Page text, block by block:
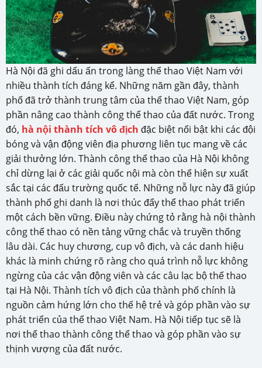
Hà Nội đã ghi dấu ấn trong làng thể thao Việt Nam với
nhiều thành tích đáng kể. Những năm gần đây, thành
phố đã trở thành trung tâm của thể thao Việt Nam, góp
phần nâng cao thành công thể thao của đất nước. Trong
đó, hà nội thành tích vô địch đặc biệt nổi bật khi các đội
bóng và vận động viên địa phương liên tục mang về các
giải thưởng lớn. Thành công thể thao của Hà Nội không
chỉ dừng lại ở các giải quốc nội mà còn thể hiện sự xuất
sắc tại các đấu trường quốc tế. Những nỗ lực này đã giúp
thành phố ghi danh là nơi thúc đẩy thể thao phát triển
một cách bền vững. Điều này chứng tỏ rằng hà nội thành
công thể thao có nền tảng vững chắc và truyền thống
lâu dài. Các huy chương, cup vô địch, và các danh hiệu
khác là minh chứng rõ ràng cho quá trình nỗ lực không
ngừng của các vận động viên và các câu lạc bộ thể thao
tại Hà Nội. Thành tích vô địch của thành phố chính là
nguồn cảm hứng lớn cho thế hệ trẻ và góp phần vào sự
phát triển của thể thao Việt Nam. Hà Nội tiếp tục sẽ là
nơi thể thao thành công thể thao và góp phần vào sự
thịnh vượng của đất nước.